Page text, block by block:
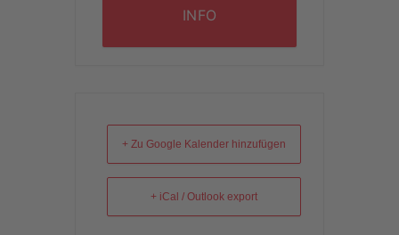
INFO
+ Zu Google Kalender hinzufügen
+ iCal / Outlook export